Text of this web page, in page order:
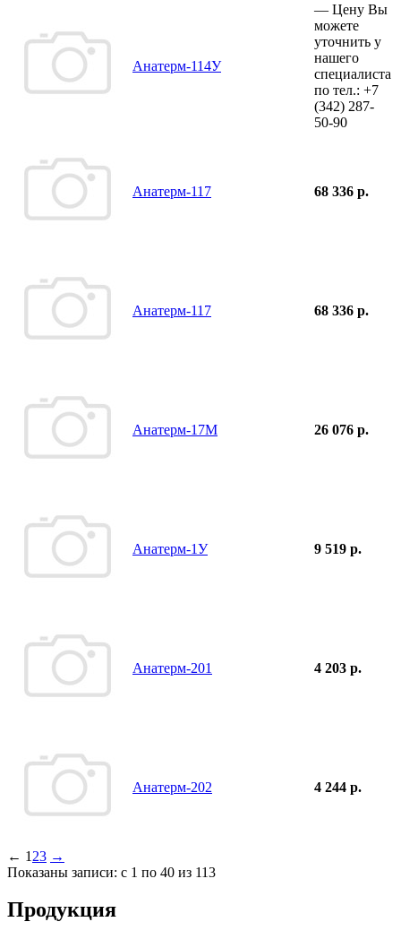
Анатерм-114У
— Цену Вы
можете
уточнить у
нашего
специалиста
по тел.: +7
(342) 287-
50-90
Анатерм-117 68 336 р.
Анатерм-117 68 336 р.
Анатерм-17М 26 076 р.
Анатерм-1У 9 519 р.
Анатерм-201 4 203 р.
Анатерм-202 4 244 р.
← 1 23 →
Показаны записи: с 1 по 40 из 113
Продукция